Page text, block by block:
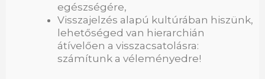
egészségére,
Visszajelzés alapú kultúrában hiszünk,
lehetőséged van hierarchián
átívelően a visszacsatolásra:
számítunk a véleményedre!